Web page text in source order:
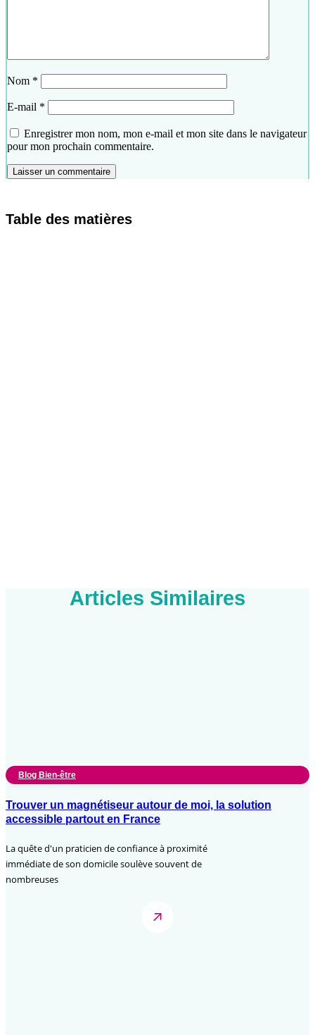
Nom *
E-mail *
Enregistrer mon nom, mon e-mail et mon site dans le navigateur
pour mon prochain commentaire.
Table des matières
Articles Similaires
Blog Bien-être
Trouver un magnétiseur autour de moi, la solution
accessible partout en France
La quête d'un praticien de confiance à proximité
immédiate de son domicile soulève souvent de
nombreuses